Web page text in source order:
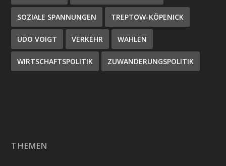
SOZIALE SPANNUNGEN TREPTOW-KÖPENICK
UDO VOIGT VERKEHR WAHLEN
WIRTSCHAFTSPOLITIK ZUWANDERUNGSPOLITIK
THEMEN